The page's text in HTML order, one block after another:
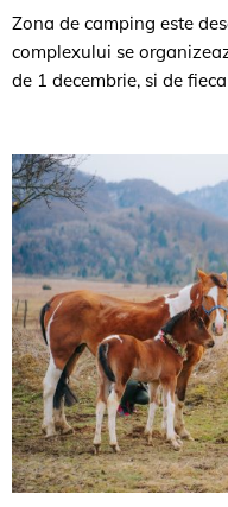
Zona de camping este
complexului se
de 1 decembrie, si de